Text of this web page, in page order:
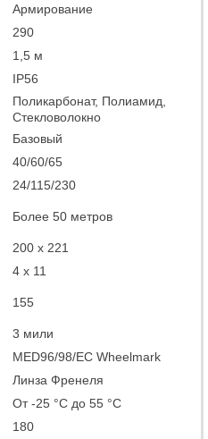
Армирование
290
1,5 м
IP56
Поликарбонат, Полиамид,
Стекловолокно
Базовый
40/60/65
24/115/230
Более 50 метров
200 x 221
4 x 11
155
3 мили
MED96/98/EC Wheelmark
Линза Френеля
От -25 °C до 55 °C
180